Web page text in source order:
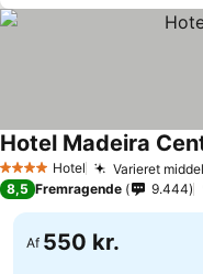
4 StjernerHotel Varieret
Hotel Madeira
8,5 Fremragende 9.444
Af 550 kr.